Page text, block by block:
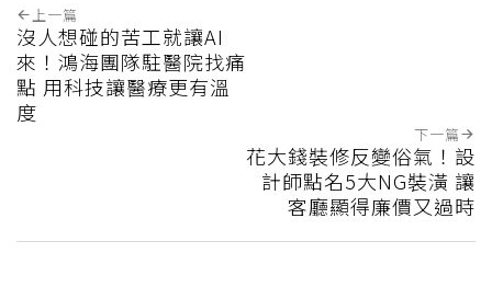
上一篇
沒人想碰的苦工就讓AI
來！鴻海團隊駐醫院找痛
點 用科技讓醫療更有溫
度
下一篇
花大錢裝修反變俗氣！設
計師點名5大NG裝潢 讓
客廳顯得廉價又過時